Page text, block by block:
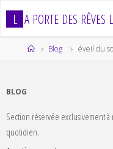
L A PORTE DES RÊVES L
HomeBlog éveil du
BLOG
Section réservée exclusivement
quotidien.